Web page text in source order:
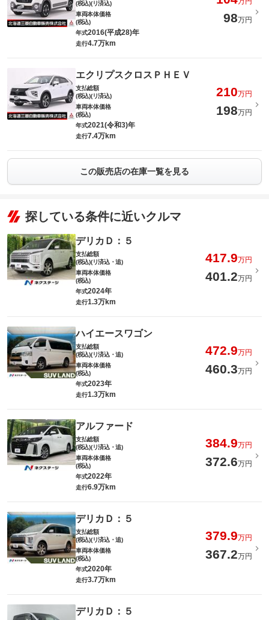
(税込)(リ済込)
車両本体価格
(税込)
98万円
年式2016(平成28)年
走行4.7万km
エクリプスクロスＰＨＥＶ
支払総額
(税込)(リ済込)
210万円
車両本体価格
(税込)
198万円
年式2021(令和3)年
走行7.4万km
この販売店の在庫一覧を見る
探している条件に近いクルマ
デリカＤ：５
支払総額
(税込)(リ済込・追)
417.9万円
車両本体価格
(税込)
401.2万円
年式2024年
走行1.3万km
ハイエースワゴン
支払総額
(税込)(リ済込・追)
472.9万円
車両本体価格
(税込)
460.3万円
年式2023年
走行1.3万km
アルファード
支払総額
(税込)(リ済込・追)
384.9万円
車両本体価格
(税込)
372.6万円
年式2022年
走行6.9万km
デリカＤ：５
支払総額
(税込)(リ済込・追)
379.9万円
車両本体価格
(税込)
367.2万円
年式2020年
走行3.7万km
デリカＤ：５